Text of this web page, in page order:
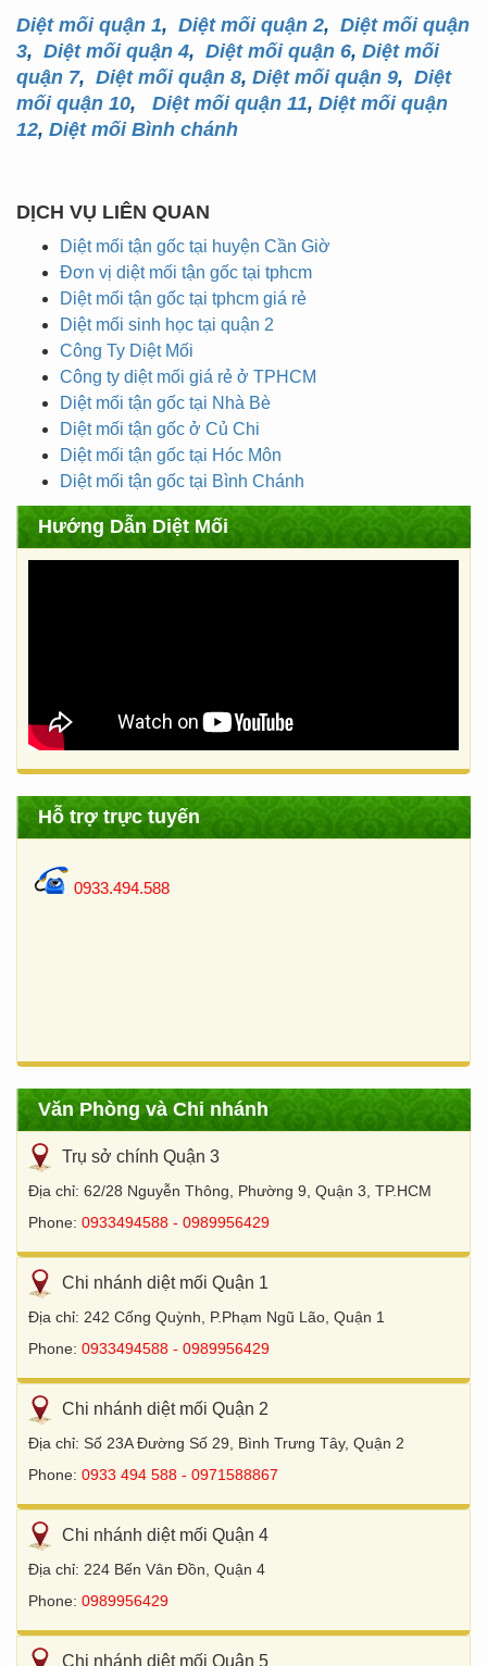
Diệt mối quận 1, Diệt mối quận 2, Diệt mối quận
3, Diệt mối quận 4, Diệt mối quận 6, Diệt mối
quận 7, Diệt mối quận 8, Diệt mối quận 9, Diệt
mối quận 10, Diệt mối quận 11, Diệt mối quận
12, Diệt mối Bình chánh
DỊCH VỤ LIÊN QUAN
Diệt mối tận gốc tại huyện Cần Giờ
Đơn vị diệt mối tận gốc tại tphcm
Diệt mối tận gốc tại tphcm giá rẻ
Diệt mối sinh học tại quận 2
Công Ty Diệt Mối
Công ty diệt mối giá rẻ ở TPHCM
Diệt mối tận gốc tại Nhà Bè
Diệt mối tận gốc ở Củ Chi
Diệt mối tận gốc tại Hóc Môn
Diệt mối tận gốc tại Bình Chánh
Hướng Dẫn Diệt Mối
Hỗ trợ trực tuyến
0933.494.588
Văn Phòng và Chi nhánh
Trụ sở chính Quận 3
Địa chỉ: 62/28 Nguyễn Thông, Phường 9, Quận 3, TP.HCM
Phone: 0933494588 - 0989956429
Chi nhánh diệt mối Quận 1
Địa chỉ: 242 Cống Quỳnh, P.Phạm Ngũ Lão, Quận 1
Phone: 0933494588 - 0989956429
Chi nhánh diệt mối Quận 2
Địa chỉ: Số 23A Đường Số 29, Bình Trưng Tây, Quận 2
Phone: 0933 494 588 - 0971588867
Chi nhánh diệt mối Quận 4
Địa chỉ: 224 Bến Vân Đồn, Quận 4
Phone: 0989956429
Chi nhánh diệt mối Quận 5